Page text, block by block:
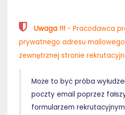
Uwaga !!! - Pracodawca
prywatnego adresu
zewnętrznej stronie
Może to być próba
poczty email poprzez
formularzem